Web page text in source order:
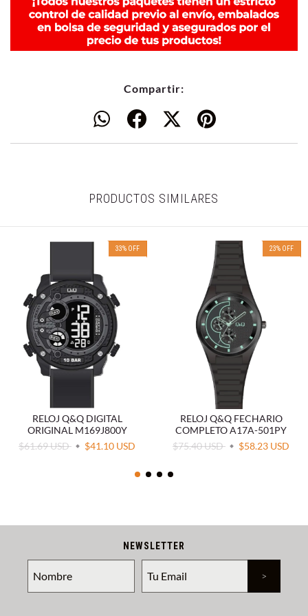
Compartir:
PRODUCTOS SIMILARES
33% OFF
RELOJ Q&Q DIGITAL
ORIGINAL M169J800Y
$61.69 USD
$41.10 USD
23% OFF
RELOJ Q&Q FECHARIO
COMPLETO A17A-501PY
$75.40 USD
$58.23 USD
NEWSLETTER